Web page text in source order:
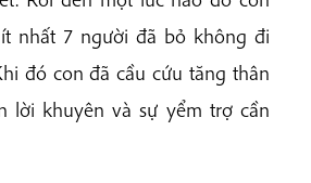
nhất 7 người đã bỏ không đi
đó con đã cầu cứu tăng thân
lời khuyên và sự yểm trợ cần